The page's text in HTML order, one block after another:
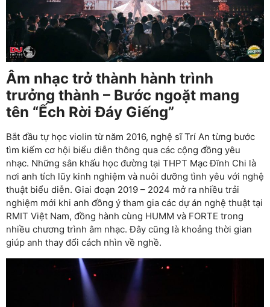
Âm nhạc trở thành hành trình
trưởng thành – Bước ngoặt mang
tên “Ếch Rời Đáy Giếng”
Bắt đầu tự học violin từ năm 2016, nghệ sĩ Trí An từng bước
tìm kiếm cơ hội biểu diễn thông qua các cộng đồng yêu
nhạc. Những sân khấu học đường tại THPT Mạc Đĩnh Chi là
nơi anh tích lũy kinh nghiệm và nuôi dưỡng tình yêu với nghệ
thuật biểu diễn. Giai đoạn 2019 – 2024 mở ra nhiều trải
nghiệm mới khi anh đồng ý tham gia các dự án nghệ thuật tại
RMIT Việt Nam, đồng hành cùng HUMM và FORTE trong
nhiều chương trình âm nhạc. Đây cũng là khoảng thời gian
giúp anh thay đổi cách nhìn về nghề.